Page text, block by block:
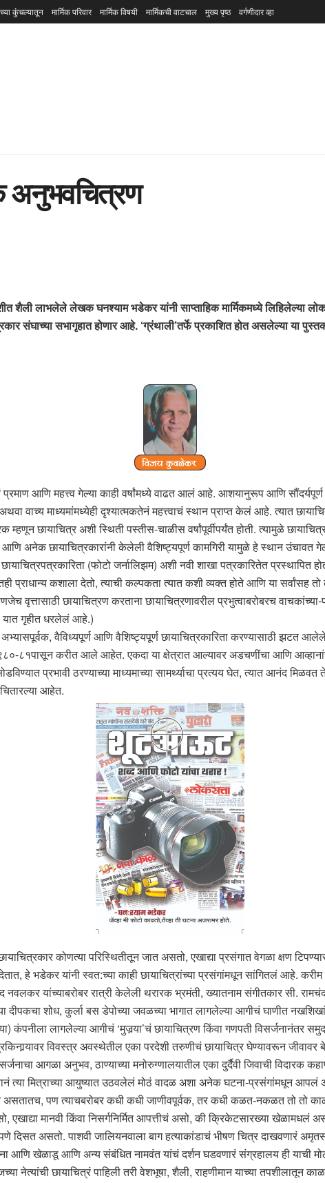
कुंचल्यातून मार्मिक परिवार मार्मिक विषयी मार्मिकची वाटचाल मुख्य पृष्ठ वर्गणीदार व्हा
अनुभवचित्रण
शैली लाभलेले लेखक घनश्याम भडेकर यांनी साप्ताहिक मार्मिकमध्ये
संघाच्या सभागृहात होणार आहे. ‘ग्रंथाली’तर्फे प्रकाशित होत असलेल्या या
आणि महत्त्व गेल्या काही वर्षांमध्ये वाढत आलं आहे. आशयानुरूप आणि
वाच्य माध्यमांमध्येही दृश्यात्मकतेनं महत्त्वाचं स्थान प्राप्त केलं आहे. त्यात
म्हणून छायाचित्र अशी स्थिती पस्तीस-चाळीस वर्षांपूर्वीपर्यंत होती. त्यामुळे
अनेक छायाचित्रकारांनी केलेली वैशिष्ट्यपूर्ण कामगिरी यामुळे हे स्थान उंचावत गेलं,
(फोटो जर्नालिझम) अशी नवी शाखा पत्रकारितेत प्रस्थापित
प्राधान्य कशाला देतो, त्याची कल्पकता त्यात कशी व्यक्त होते आणि या सर्वांसह
वृत्तासाठी छायाचित्रण करताना छायाचित्रणावरील प्रभुत्वाबरोबरच
हे यात गृहीत धरलेलं आहे.)
वैविध्यपूर्ण आणि वैशिष्ट्यपूर्ण छायाचित्रकारिता करण्यासाठी झटत
८१पासून करीत आले आहेत. एकदा या क्षेत्रात आल्यावर अडचणींचा आणि
प्रभावी ठरण्याच्या माध्यमाच्या सामर्थ्याचा प्रत्यय घेत, त्यात आनंद मिळवत
आहेत.
कोणत्या परिस्थितीतून जात असतो, एखाद्या प्रसंगात वेगळा क्षण
हे भडेकर यांनी स्वत:च्या काही छायाचित्रांच्या प्रसंगांमधून सांगितलं आहे.
नवलकर यांच्याबरोबर रात्री केलेली थरारक भ्रमंती, ख्यातनाम संगीतकार सी.
दीपकचा शोध, कुर्ला बस डेपोच्या जवळच्या भागात लागलेल्या आगीचं घाणीत
लागलेल्या आगीचं ‘मुजर्‍या’चं छायाचित्रण किंवा गणपती विसर्जनानंतर
विवस्त्र अवस्थेतील एका परदेशी तरुणीचं छायाचित्र घेण्यावरून
आगळा अनुभव, ठाण्याच्या मनोरुग्णालयातील एका दुर्दैवी जिवाची विदारक
त्या मित्राच्या आयुष्यात उठवलेलं मोठं वादळ अशा अनेक घटना-प्रसंगांमधून
असतातच, पण त्याचबरोबर कधी कधी जाणीवपूर्वक, तर कधी कळत-नकळत तो तो
मानवी किंवा निसर्गनिर्मित आपत्तीचं असो, की क्रिकेटसारख्या खेळामधलं
दिसत असतो. पाशवी जालियनवाला बाग हत्याकांडाचं भीषण चित्र दाखवणारं
आणि खेळाडू आणि अन्य संबंधित नामवंत यांचं दर्शन घडवणारं संग्रहालय ही याची
नेत्यांची छायाचित्रं पाहिली तरी वेशभूषा, शैली, राहणीमान याच्या